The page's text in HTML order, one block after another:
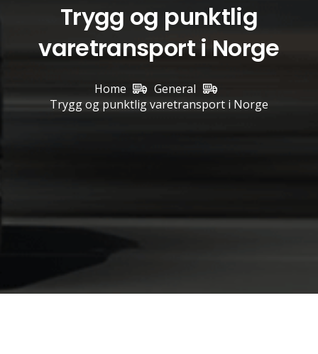
Trygg og punktlig
varetransport i Norge
Home
General
Trygg og punktlig varetransport i Norge